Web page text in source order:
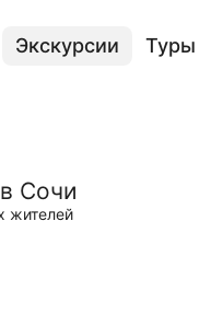
Экскурсии Туры
Сочи
жителей